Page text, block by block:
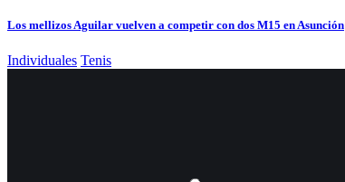
Los mellizos Aguilar vuelven a competir con dos M15 en Asunción
Individuales Tenis